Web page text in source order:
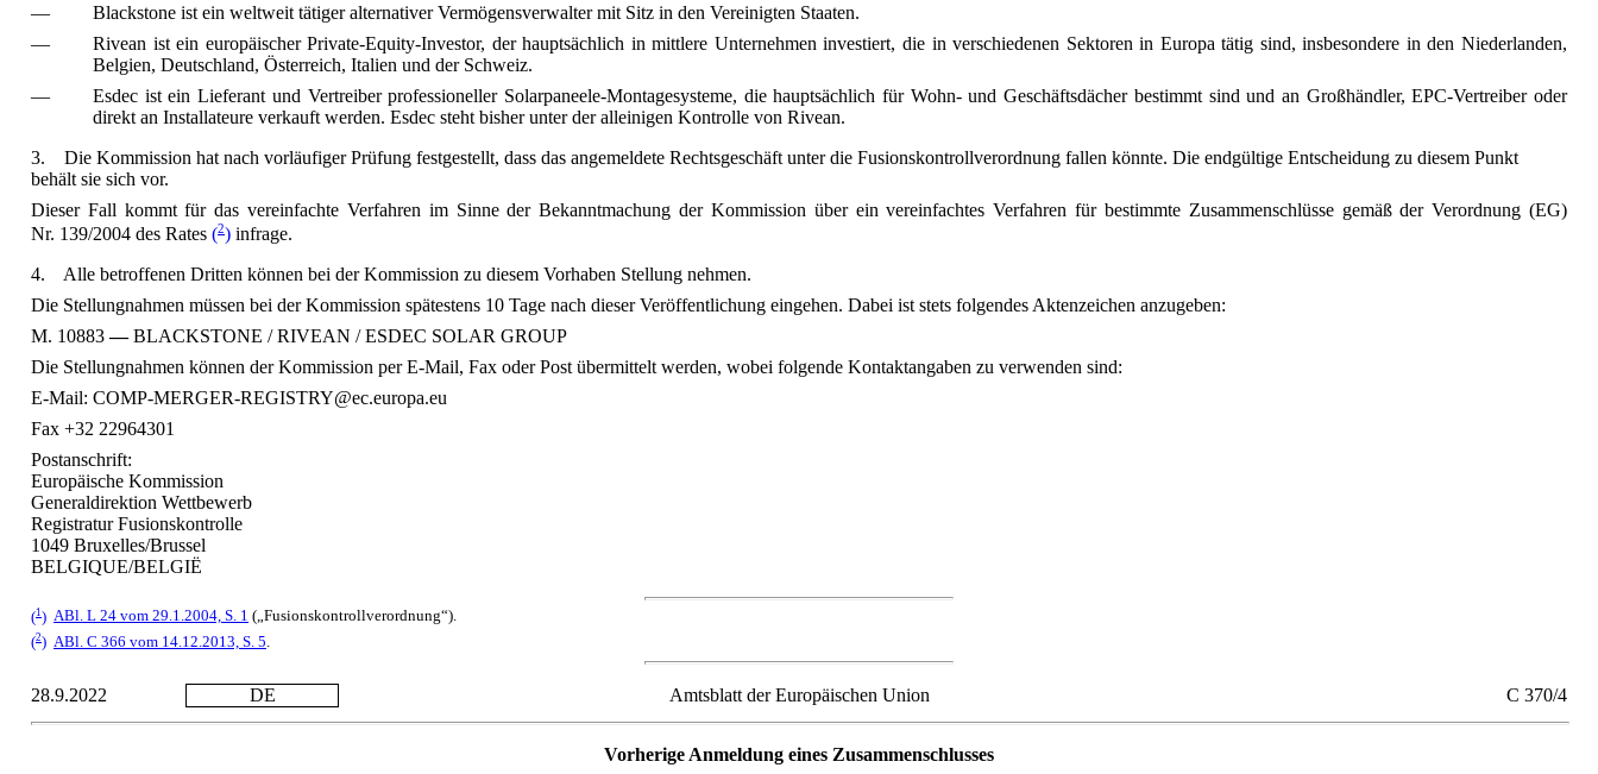
—
Blackstone ist ein weltweit tätiger alternativer Vermögensverwalter mit Sitz in den Vereinigten Staaten.
—
Rivean ist ein europäischer Private-Equity-Investor, der hauptsächlich in mittlere Unternehmen investiert, die in verschiedenen Sektoren in Europa tätig sind, insbesondere in den Niederlanden,
Belgien, Deutschland, Österreich, Italien und der Schweiz.
—
Esdec ist ein Lieferant und Vertreiber professioneller Solarpaneele-Montagesysteme, die hauptsächlich für Wohn- und Geschäftsdächer bestimmt sind und an Großhändler, EPC-Vertreiber oder
direkt an Installateure verkauft werden. Esdec steht bisher unter der alleinigen Kontrolle von Rivean.
3.
Die Kommission hat nach vorläufiger Prüfung festgestellt, dass das angemeldete Rechtsgeschäft unter die Fusionskontrollverordnung fallen könnte. Die endgültige Entscheidung zu diesem Punkt
behält sie sich vor.
Dieser Fall kommt für das vereinfachte Verfahren im Sinne der Bekanntmachung der Kommission über ein vereinfachtes Verfahren für bestimmte Zusammenschlüsse gemäß der Verordnung (EG)
Nr. 139/2004 des Rates (2) infrage.
4.
Alle betroffenen Dritten können bei der Kommission zu diesem Vorhaben Stellung nehmen.
Die Stellungnahmen müssen bei der Kommission spätestens 10 Tage nach dieser Veröffentlichung eingehen. Dabei ist stets folgendes Aktenzeichen anzugeben:
M. 10883—BLACKSTONE / RIVEAN / ESDEC SOLAR GROUP
Die Stellungnahmen können der Kommission per E-Mail, Fax oder Post übermittelt werden, wobei folgende Kontaktangaben zu verwenden sind:
E-Mail: COMP-MERGER-REGISTRY@ec.europa.eu
Fax +32 22964301
Postanschrift:
Europäische Kommission
Generaldirektion Wettbewerb
Registratur Fusionskontrolle
1049 Bruxelles/Brussel
BELGIQUE/BELGIË
(1 ) ABl. L 24 vom 29.1.2004, S. 1 („Fusionskontrollverordnung“).
(2) ABl. C 366 vom 14.12.2013, S. 5
28.9.2022 DE Amtsblatt der Europäischen Union C 370/4
Vorherige Anmeldung eines Zusammenschlusses